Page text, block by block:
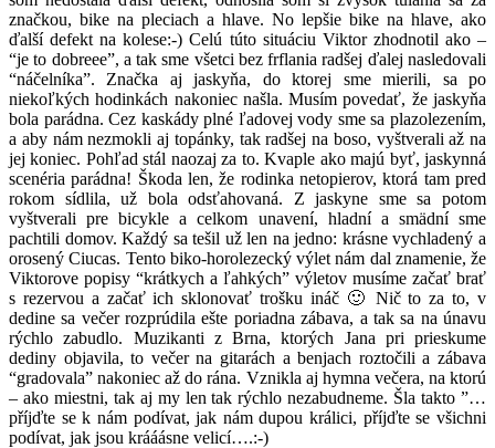
značkou, bike na pleciach a hlave. No lepšie bike na hlave, ako
ďalší defekt na kolese:-) Celú túto situáciu Viktor zhodnotil ako –
“je to dobreee”, a tak sme všetci bez frflania radšej ďalej nasledovali
“náčelníka”. Značka aj jaskyňa, do ktorej sme mierili, sa po
niekoľkých hodinkách nakoniec našla. Musím povedať, že jaskyňa
bola parádna. Cez kaskády plné ľadovej vody sme sa plazolezením,
a aby nám nezmokli aj topánky, tak radšej na boso, vyštverali až na
jej koniec. Pohľad stál naozaj za to. Kvaple ako majú byť, jaskynná
scenéria parádna! Škoda len, že rodinka netopierov, ktorá tam pred
rokom sídlila, už bola odsťahovaná. Z jaskyne sme sa potom
vyštverali pre bicykle a celkom unavení, hladní a smädní sme
pachtili domov. Každý sa tešil už len na jedno: krásne vychladený a
orosený Ciucas. Tento biko-horolezecký výlet nám dal znamenie, že
Viktorove popisy “krátkych a ľahkých” výletov musíme začať brať
s rezervou a začať ich sklonovať trošku ináč 🙂 Nič to za to, v
dedine sa večer rozprúdila ešte poriadna zábava, a tak sa na únavu
rýchlo zabudlo. Muzikanti z Brna, ktorých Jana pri prieskume
dediny objavila, to večer na gitarách a benjach roztočili a zábava
“gradovala” nakoniec až do rána. Vznikla aj hymna večera, na ktorú
– ako miestni, tak aj my len tak rýchlo nezabudneme. Šla takto ”…
příjďte se k nám podívat, jak nám dupou králici, příjďte se všichni
podívat, jak jsou krááásne velicí….:-)